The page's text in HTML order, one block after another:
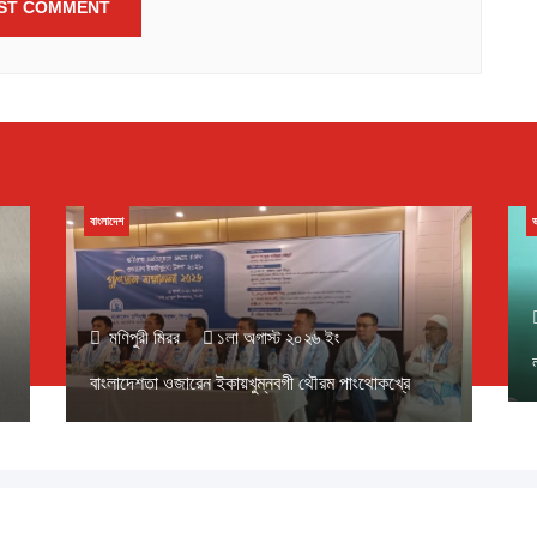
মণিপুরী মিরর ১লা অগাস্ট ২০২৬ ইং
বাংলাদেশতা ওজারেন ইকায়খুম্নবগী থৌরম পাংথোকখ্রে
বাংলাদেশ